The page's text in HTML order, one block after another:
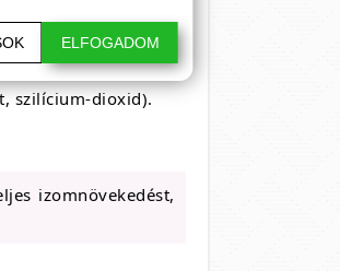
szilícium-dioxid).
izomnövekedést,
ELFOGADOM